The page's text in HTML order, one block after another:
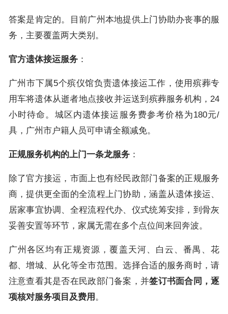
答案是肯定的。目前广州本地提供上门协助办丧事的服
务，主要覆盖两大类别。
官方遗体接运服务：
广州市下属5个殡仪馆负责遗体接运工作，使用殡葬专
用车将遗体从逝者地点接收并运送到殡葬服务机构，24
小时待命。城区内遗体接运服务费参考价格为180元/
具，广州市户籍人员可申请全额减免。
正规服务机构的上门一条龙服务：
除了官方接运，市面上也有经民政部门备案的正规服务
商，提供更全面的全流程上门协助，涵盖从遗体接运、
居家事宜协调、全程流程代办、仪式统筹安排，到骨灰
妥善安置等环节，家属无需在多个点位间来回奔波。
广州各区均有正规资源，覆盖天河、白云、番禺、花
都、增城、从化等全市范围。选择合适的服务商时，请
注意查看其是否在民政部门备案，并签订书面合同，逐
项核对服务项目及费用 。